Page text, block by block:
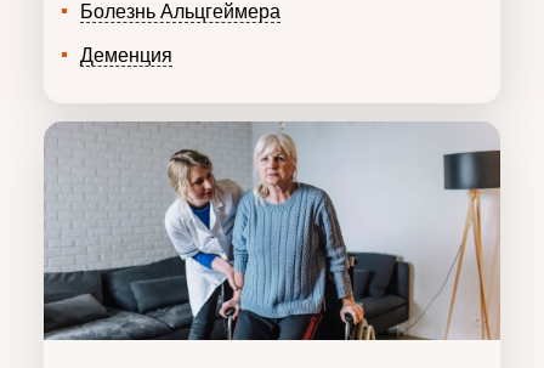
Болезнь Альцгеймера
Деменция